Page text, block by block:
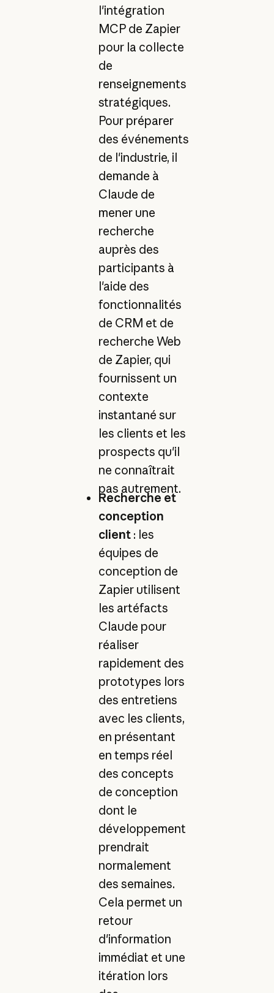
l'intégration
MCP de Zapier
pour la collecte
de
renseignements
stratégiques.
Pour préparer
des événements
de l'industrie, il
demande à
Claude de
mener une
recherche
auprès des
participants à
l'aide des
fonctionnalités
de CRM et de
recherche Web
de Zapier, qui
fournissent un
contexte
instantané sur
les clients et les
prospects qu'il
ne connaîtrait
pas autrement.
Recherche et
conception
client: les
équipes de
conception de
Zapier utilisent
les artéfacts
Claude pour
réaliser
rapidement des
prototypes lors
des entretiens
avec les clients,
en présentant
en temps réel
des concepts
de conception
dont le
développement
prendrait
normalement
des semaines.
Cela permet un
retour
d'information
immédiat et une
itération lors